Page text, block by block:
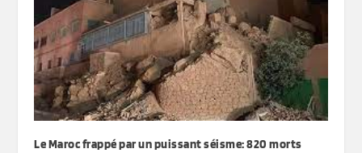
Le Maroc frappé par un puissant séisme: 820 morts